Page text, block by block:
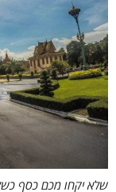
שלא יקחו מכם כסף